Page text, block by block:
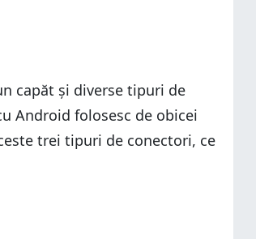
capăt și diverse tipuri de
Android folosesc de obicei
trei tipuri de conectori, ce